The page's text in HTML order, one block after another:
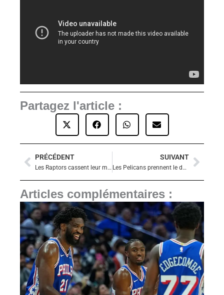
Partagez l'article :
Précédent
PRÉCÉDENT
Les Raptors cassent leur mauvaise série à Washington
SUIVANT
Les Pelicans prennent le dessus sur des Sixers diminués (112-99)
Articles complémentaires :